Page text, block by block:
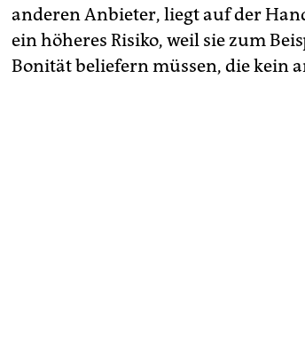
anderen Anbieter, liegt auf der
ein höheres Risiko, weil sie zum
Bonität beliefern müssen, die kein